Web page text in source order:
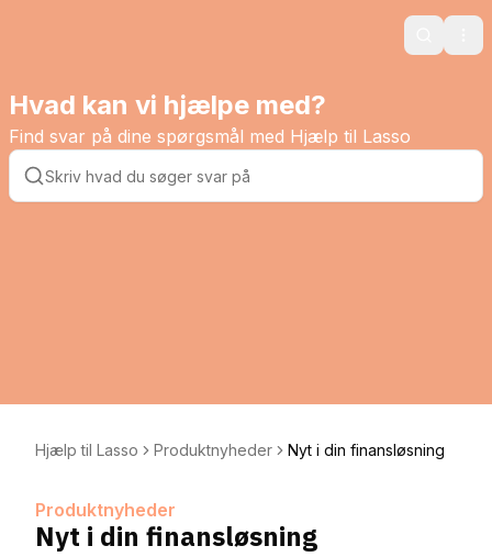
Search
Hvad kan vi hjælpe med?
Find svar på dine spørgsmål med Hjælp til Lasso
Hjælp til Lasso Produktnyheder Nyt i din finansløsning
Produktnyheder
Nyt i din finansløsning